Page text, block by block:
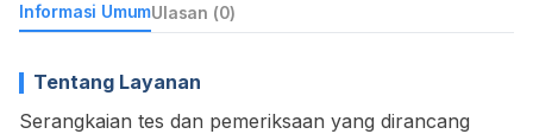
Informasi UmumUlasan (0)
Tentang Layanan
Serangkaian tes dan pemeriksaan yang dirancang